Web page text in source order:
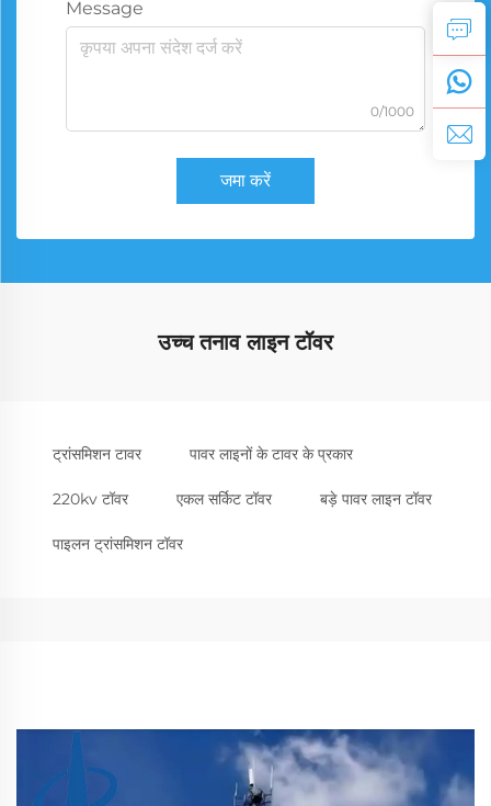
Message
0/1000
जमा करें
उच्च तनाव लाइन टॉवर
ट्रांसमिशन टावर पावर लाइनों के टावर के प्रकार
220kv टॉवर एकल सर्किट टॉवर बड़े पावर लाइन टॉवर
पाइलन ट्रांसमिशन टॉवर